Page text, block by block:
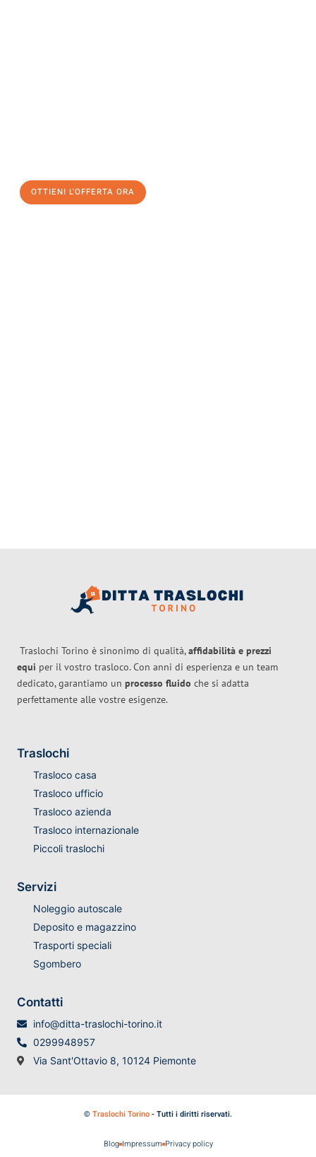
OTTIENI L'OFFERTA ORA
Traslochi Torino è sinonimo di qualità,affidabilità e prezzi
equi per il vostro trasloco. Con anni di esperienza e un team
dedicato, garantiamo un processo fluido che si adatta
perfettamente alle vostre esigenze.
Traslochi
Trasloco casa
Trasloco ufficio
Trasloco azienda
Trasloco internazionale
Piccoli traslochi
Servizi
Noleggio autoscale
Deposito e magazzino
Trasporti speciali
Sgombero
Contatti
info@ditta-traslochi-torino.it
0299948957
Via Sant'Ottavio 8, 10124 Piemonte
© Traslochi Torino- Tutti i diritti riservati.
Blog Impressum Privacy policy